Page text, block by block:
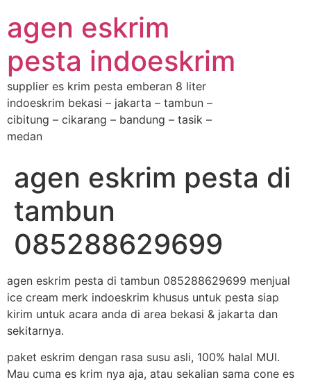
agen eskrim
pesta indoeskrim
supplier es krim pesta emberan 8 liter
indoeskrim bekasi – jakarta – tambun –
cibitung – cikarang – bandung – tasik –
medan
agen eskrim pesta di
tambun
085288629699
agen eskrim pesta di tambun 085288629699 menjual
ice cream merk indoeskrim khusus untuk pesta siap
kirim untuk acara anda di area bekasi & jakarta dan
sekitarnya.
paket eskrim dengan rasa susu asli, 100% halal MUI.
Mau cuma es krim nya aja, atau sekalian sama cone es